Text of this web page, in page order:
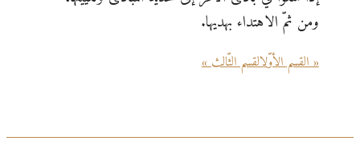
ومن ثمّ الاهتداء بهديها.
« القسم الأوّلالقسم الثّالث »